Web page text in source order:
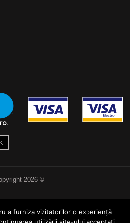
2026 ©
a furniza vizitatorilor o experienţă